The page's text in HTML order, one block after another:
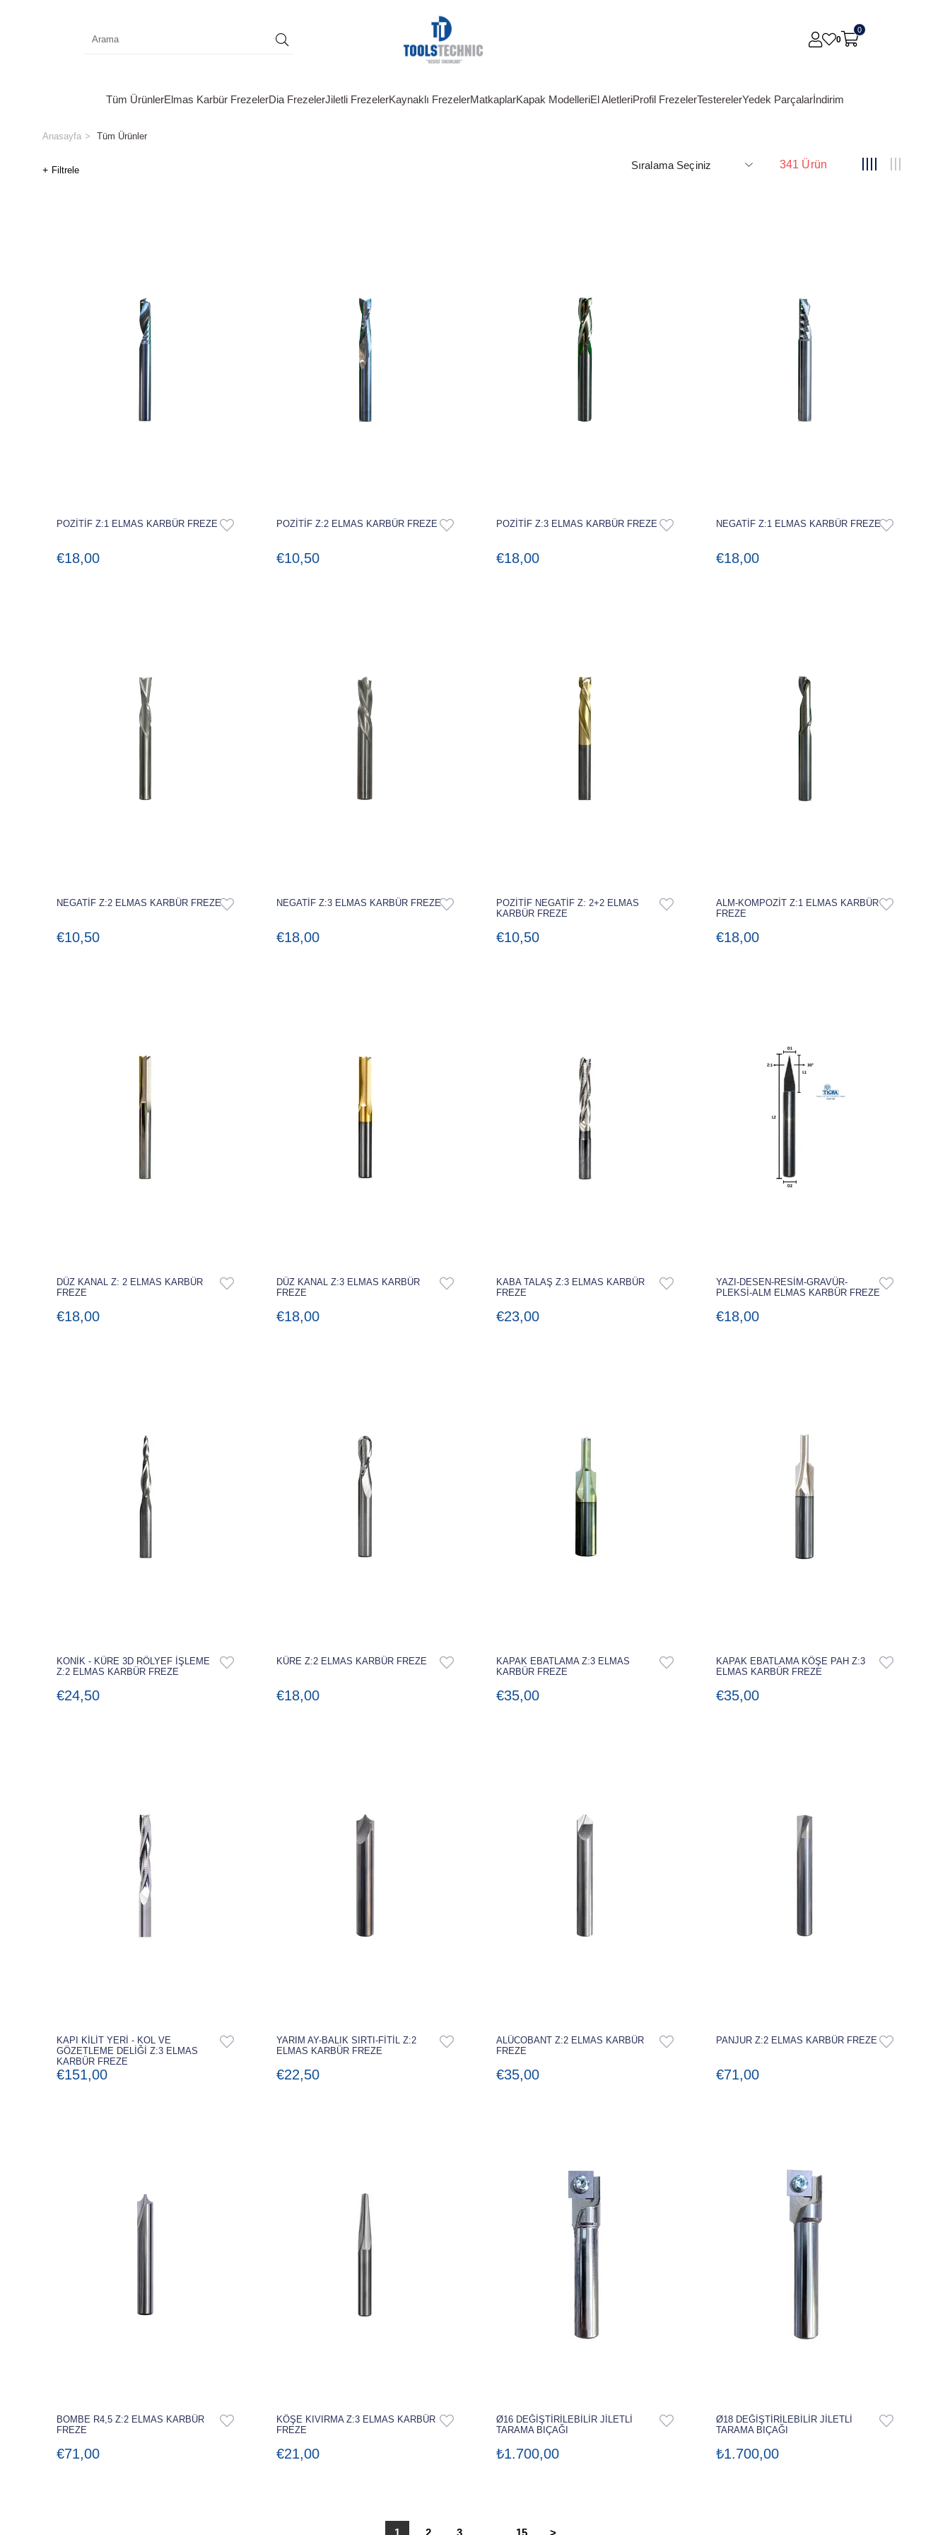
0
0
Tüm ÜrünlerElmas Karbür FrezelerDia FrezelerJiletli FrezelerKaynaklı FrezelerMatkaplarKapak ModelleriEl AletleriProfil FrezelerTesterelerYedek Parçalarİndirim
Anasayfa Tüm Ürünler
Filtrele 341 Ürün
POZİTİF Z:1 ELMAS KARBÜR FREZE
€18,00
POZİTİF Z:2 ELMAS KARBÜR FREZE
€10,50
POZİTİF Z:3 ELMAS KARBÜR FREZE
€18,00
NEGATİF Z:1 ELMAS KARBÜR FREZE
€18,00
NEGATİF Z:2 ELMAS KARBÜR FREZE
€10,50
NEGATİF Z:3 ELMAS KARBÜR FREZE
€18,00
POZİTİF NEGATİF Z: 2+2 ELMAS
KARBÜR FREZE
€10,50
ALM-KOMPOZİT Z:1 ELMAS KARBÜR
FREZE
€18,00
DÜZ KANAL Z: 2 ELMAS KARBÜR
FREZE
€18,00
DÜZ KANAL Z:3 ELMAS KARBÜR
FREZE
€18,00
KABA TALAŞ Z:3 ELMAS KARBÜR
FREZE
€23,00
YAZI-DESEN-RESİM-GRAVÜR-
PLEKSİ-ALM ELMAS KARBÜR FREZE
€18,00
KONİK - KÜRE 3D RÖLYEF İŞLEME
Z:2 ELMAS KARBÜR FREZE
€24,50
KÜRE Z:2 ELMAS KARBÜR FREZE
€18,00
KAPAK EBATLAMA Z:3 ELMAS
KARBÜR FREZE
€35,00
KAPAK EBATLAMA KÖŞE PAH Z:3
ELMAS KARBÜR FREZE
€35,00
KAPI KİLİT YERİ - KOL VE
GÖZETLEME DELİĞİ Z:3 ELMAS
KARBÜR FREZE
€151,00
YARIM AY-BALIK SIRTI-FİTİL Z:2
ELMAS KARBÜR FREZE
€22,50
ALÜCOBANT Z:2 ELMAS KARBÜR
FREZE
€35,00
PANJUR Z:2 ELMAS KARBÜR FREZE
€71,00
BOMBE R4,5 Z:2 ELMAS KARBÜR
FREZE
€71,00
KÖŞE KIVIRMA Z:3 ELMAS KARBÜR
FREZE
€21,00
Ø16 DEĞİŞTİRİLEBİLİR JİLETLİ
TARAMA BIÇAĞI
₺1.700,00
Ø18 DEĞİŞTİRİLEBİLİR JİLETLİ
TARAMA BIÇAĞI
₺1.700,00